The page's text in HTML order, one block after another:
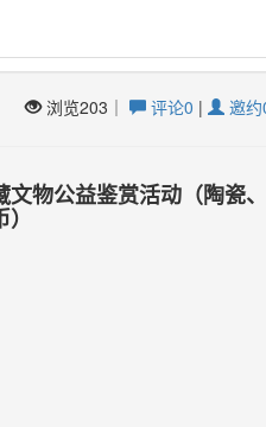
浏览203｜ 评论0 | 邀约
文物公益鉴赏活动（陶瓷